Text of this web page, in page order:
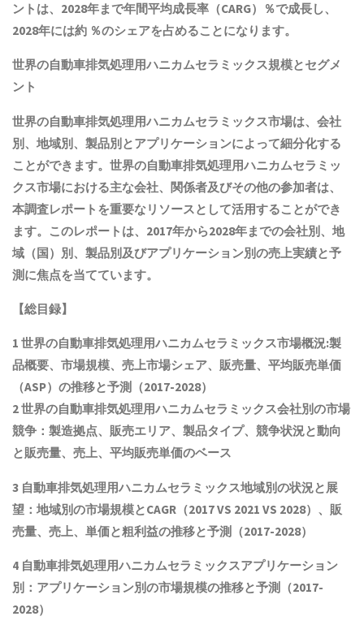
ントは、2028年まで年間平均成長率（CARG）％で成長し、
2028年には約 ％のシェアを占めることになります。
世界の自動車排気処理用ハニカムセラミックス規模とセグメ
ント
世界の自動車排気処理用ハニカムセラミックス市場は、会社
別、地域別、製品別とアプリケーションによって細分化する
ことができます。世界の自動車排気処理用ハニカムセラミッ
クス市場における主な会社、関係者及びその他の参加者は、
本調査レポートを重要なリソースとして活用することができ
ます。このレポートは、2017年から2028年までの会社別、地
域（国）別、製品別及びアプリケーション別の売上実績と予
測に焦点を当てています。
【総目録】
1 世界の自動車排気処理用ハニカムセラミックス市場概況:製
品概要、市場規模、売上市場シェア、販売量、平均販売単価
（ASP）の推移と予測 （2017-2028）
2 世界の自動車排気処理用ハニカムセラミックス会社別の市場
競争：製造拠点、販売エリア、製品タイプ、競争状況と動向
と 販売量、売上、平均販売単価のベース
3 自動車排気処理用ハニカムセラミックス地域別の状況と展
望：地域別の市場規模とCAGR （2017 VS 2021 VS 2028）、販
売量、売上、単価と粗利益の推移と予測（2017-2028）
4 自動車排気処理用ハニカムセラミックスアプリケーション
別：アプリケーション別の市場規模の推移と予測（2017-
2028）